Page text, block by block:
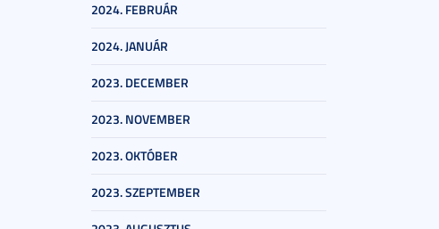
2024. FEBRUÁR
2024. JANUÁR
2023. DECEMBER
2023. NOVEMBER
2023. OKTÓBER
2023. SZEPTEMBER